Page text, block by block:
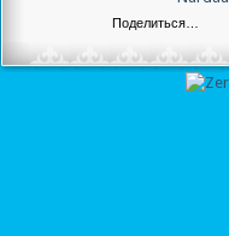
Поделиться…